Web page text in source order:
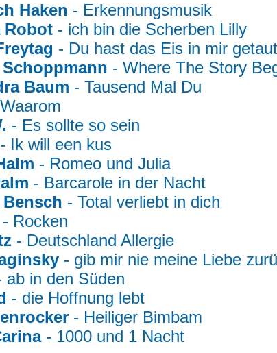
Haken - Erkennungsmusik
Robot - ich bin die Scherben Lilly
- Du hast das Eis in mir getaut
- Where The Story
Baum - Tausend Mal Du
- Es sollte so sein
- Ik will een kus
- Romeo und Julia
- Barcarole in der Nacht
- Total verliebt in dich
- Rocken
- Deutschland Allergie
- gib mir nie meine Liebe
ab in den Süden
- die Hoffnung lebt
- Heiliger Bimbam
- 1000 und 1 Nacht